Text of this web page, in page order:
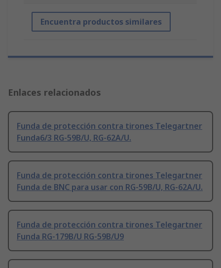
Encuentra productos similares
Enlaces relacionados
Funda de protección contra tirones Telegartner
Funda6/3 RG-59B/U, RG-62A/U.
Funda de protección contra tirones Telegartner
Funda de BNC para usar con RG-59B/U, RG-62A/U.
Funda de protección contra tirones Telegartner
Funda RG-179B/U RG-59B/U9